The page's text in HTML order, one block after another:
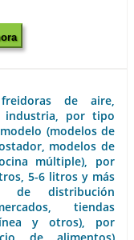
de aire,
industria, por tipo
(modelos de
modelos de
múltiple), por
5-6 litros y más
distribución
tiendas
y otros), por
de alimentos)